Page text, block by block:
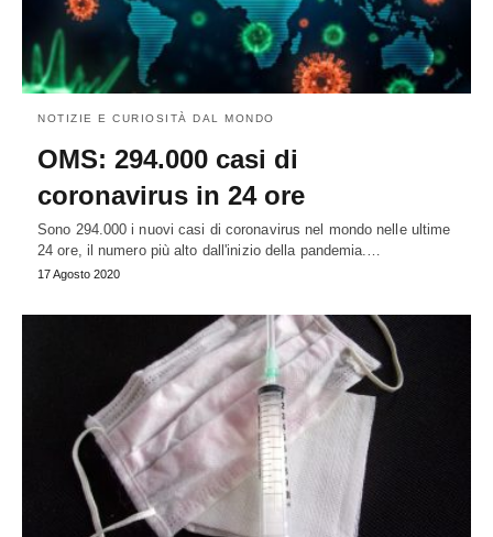
NOTIZIE E CURIOSITÀ DAL MONDO
OMS: 294.000 casi di
coronavirus in 24 ore
Sono 294.000 i nuovi casi di coronavirus nel mondo nelle ultime
24 ore, il numero più alto dall'inizio della pandemia.…
17 Agosto 2020